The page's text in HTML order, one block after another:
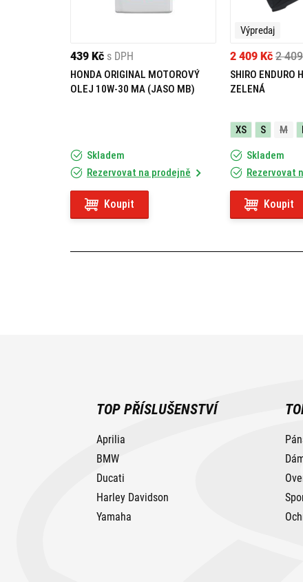
439 Kč s DPH
HONDA ORIGINAL MOTOROVÝ
OLEJ 10W-30 MA (JASO MB)
Skladem
Rezervovat na prodejně
Koupit
Výpredaj
2
2 409 Kč
SHIRO ENDURO
ZELENÁ
XS S M
Skladem
Rezervovat
Koupit
TOP PŘÍSLUŠENSTVÍ
Aprilia
BMW
Ducati
Harley Davidson
Yamaha